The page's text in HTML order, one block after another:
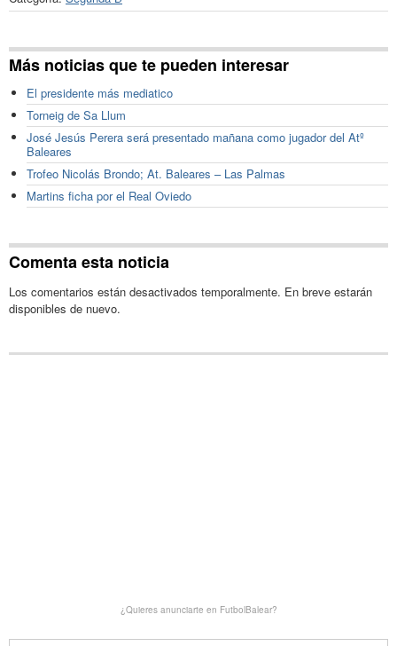
Más noticias que te pueden interesar
El presidente más mediatico
Torneig de Sa Llum
José Jesús Perera será presentado mañana como jugador del Atº
Baleares
Trofeo Nicolás Brondo; At. Baleares – Las Palmas
Martins ficha por el Real Oviedo
Comenta esta noticia
Los comentarios están desactivados temporalmente. En breve estarán
disponibles de nuevo.
¿Quieres anunciarte en FutbolBalear?